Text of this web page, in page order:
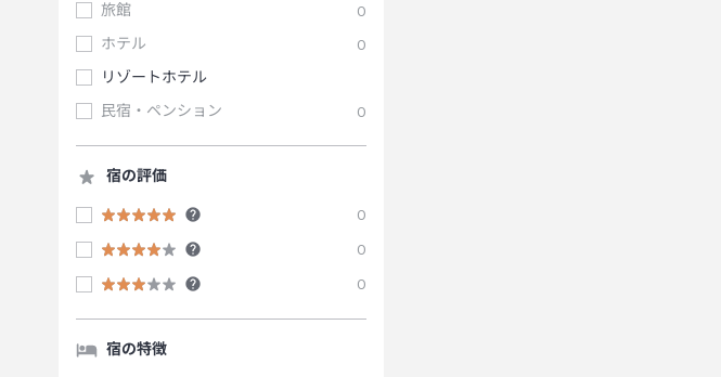
旅館
0
ホテル
0
リゾートホテル
民宿・ペンション
0
宿の評価
0
0
0
宿の特徴